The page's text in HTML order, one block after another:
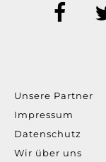
Unsere Partner
Impressum
Datenschutz
Wir über uns